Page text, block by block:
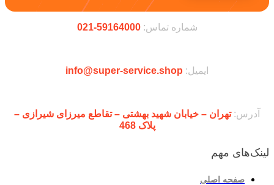
شماره تماس:59164000-021
ایمیل: info@super-service.shop
آدرس:تهران – خیابان شهید بهشتی – تقاطع میرزای شیرازی –
پلاک 468
لینک‌های مهم
صفحه اصلی